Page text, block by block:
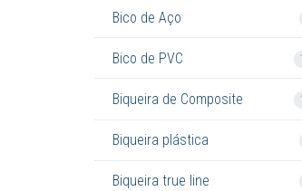
Bico de Aço
Bico de PVC
Biqueira de Composite
Biqueira plástica
Biqueira true line